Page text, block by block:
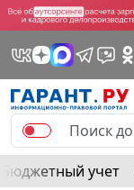
Бюджетный учет